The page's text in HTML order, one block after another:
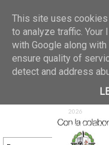
02 jun
30/05/
DE
2026
16/05/
DE
2026
26/04/
This site uses
to analyze traffic. Your
with Google along
ensure quality of
detect and address